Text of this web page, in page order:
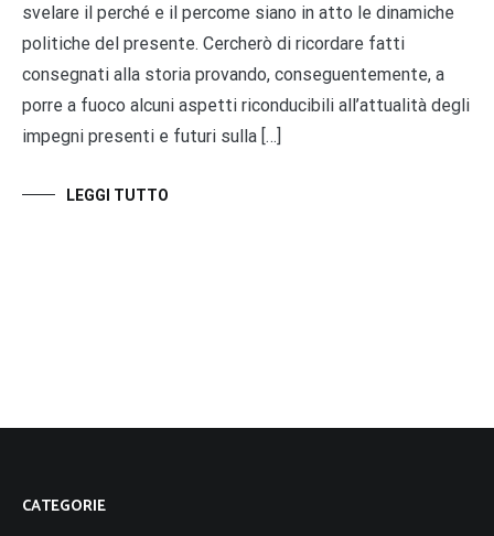
svelare il perché e il percome siano in atto le dinamiche
politiche del presente. Cercherò di ricordare fatti
consegnati alla storia provando, conseguentemente, a
porre a fuoco alcuni aspetti riconducibili all’attualità degli
impegni presenti e futuri sulla […]
LEGGI TUTTO
CATEGORIE